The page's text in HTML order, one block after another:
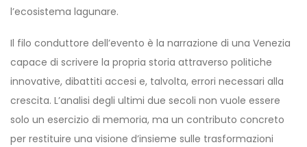
l’ecosistema lagunare.
Il filo conduttore dell’evento è la narrazione di una Venezia
capace di scrivere la propria storia attraverso politiche
innovative, dibattiti accesi e, talvolta, errori necessari alla
crescita. L’analisi degli ultimi due secoli non vuole essere
solo un esercizio di memoria, ma un contributo concreto
per restituire una visione d’insieme sulle trasformazioni